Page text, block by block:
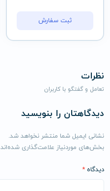
ثبت سفارش
نظرات
تعامل و گفتگو با کاربران
دیدگاهتان را بنویسید
نشانی ایمیل شما منتشر نخواهد شد.
بخش‌های موردنیاز علامت‌گذاری شده‌اند
دیدگاه *